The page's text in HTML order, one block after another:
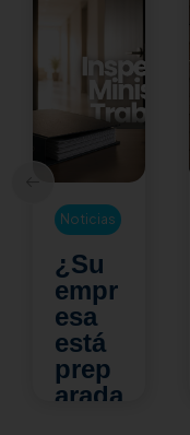
Noticias
¿Su
empr
esa
está
prep
arada